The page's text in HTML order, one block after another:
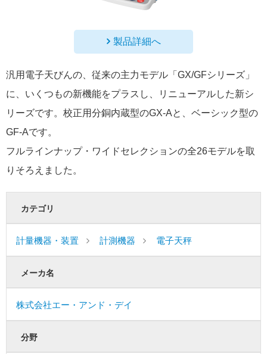
製品詳細へ
汎用電子天びんの、従来の主力モデル「GX/GFシリーズ」
に、いくつもの新機能をプラスし、リニューアルした新シ
リーズです。校正用分銅内蔵型のGX-Aと、ベーシック型の
GF-Aです。
フルラインナップ・ワイドセレクションの全26モデルを取
りそろえました。
カテゴリ
計量機器・装置 計測機器 電子天秤
メーカ名
株式会社エー・アンド・デイ
分野